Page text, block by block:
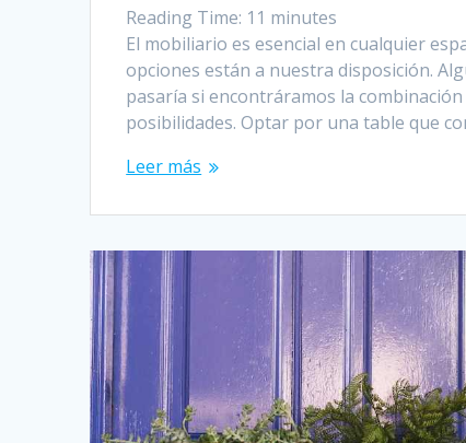
Reading Time: 11 minutes
El mobiliario es esencial en cualquier
opciones están a nuestra disposición.
pasaría si encontráramos la
posibilidades. Optar por una table que
Leer más